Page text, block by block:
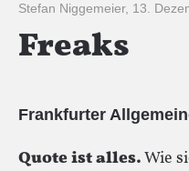
Stefan Niggemeier, 13.
Freaks
Frankfurter
Quote ist alles.Wie